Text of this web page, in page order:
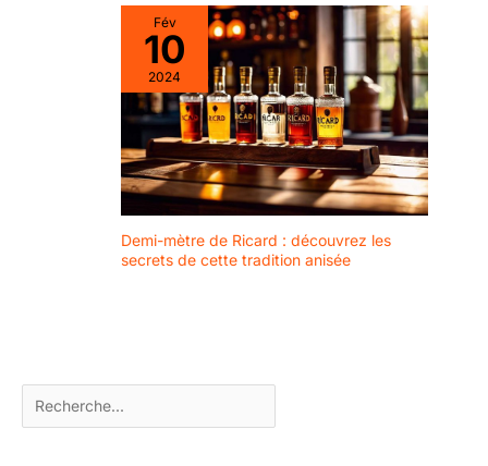
DE VERRE EUROPÉEN,
est un fabricant de
verre européen de
renom, spécialisé dans
la production de
magnifiques objets en
verre pour la maison à
travers le monde. Notre
verre est d'une qualité
exceptionnelle et
façonné par des
artisans hautement
Fév
10
2024
Demi-mètre de Ricard : découvrez les
secrets de cette tradition anisée